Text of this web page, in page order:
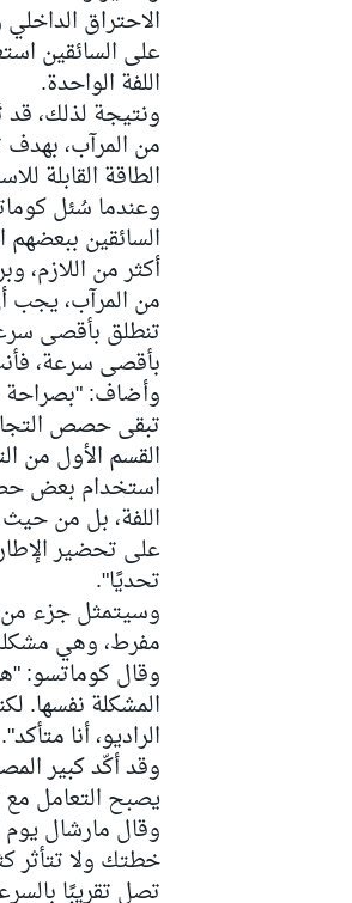
سباقات التحمّل
الاحتراق
على السائقين
اللفة الواحدة.
ونتيجة لذلك،
من المرآب، بهدف
الطاقة القابلة
وعندما سُئل
السائقين ببعضهم
أكثر من اللازم،
من المرآب، يجب
تنطلق بأقصى
بأقصى سرعة،
وأضاف: "بصراحة
تبقى حصص
القسم الأول من
استخدام بعض
اللفة، بل من
على تحضير
تحديًا".
وسيتمثل جزء من
مفرط، وهي
وقال كوماتسو:
المشكلة نفسها.
الراديو، أنا متأكد".
وقد أكّد كبير
يصبح التعامل مع
وقال مارشال
خطتك ولا تتأثر
تصل تقريبًا